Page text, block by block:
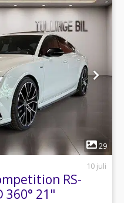
29
10 juli
RS-
360° 21"